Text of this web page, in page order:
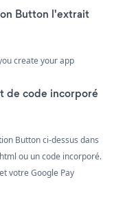
Button l'extrait
create your app
de code incorporé
Button ci-dessus dans
ou un code incorporé.
votre Google Pay